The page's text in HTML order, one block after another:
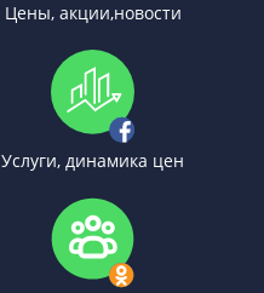
Цены, акции,новости
Услуги, динамика цен